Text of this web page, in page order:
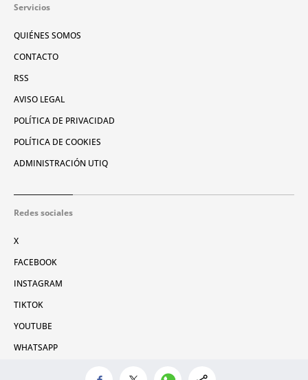
Servicios
QUIÉNES SOMOS
CONTACTO
RSS
AVISO LEGAL
POLÍTICA DE PRIVACIDAD
POLÍTICA DE COOKIES
ADMINISTRACIÓN UTIQ
Redes sociales
X
FACEBOOK
INSTAGRAM
TIKTOK
YOUTUBE
WHATSAPP